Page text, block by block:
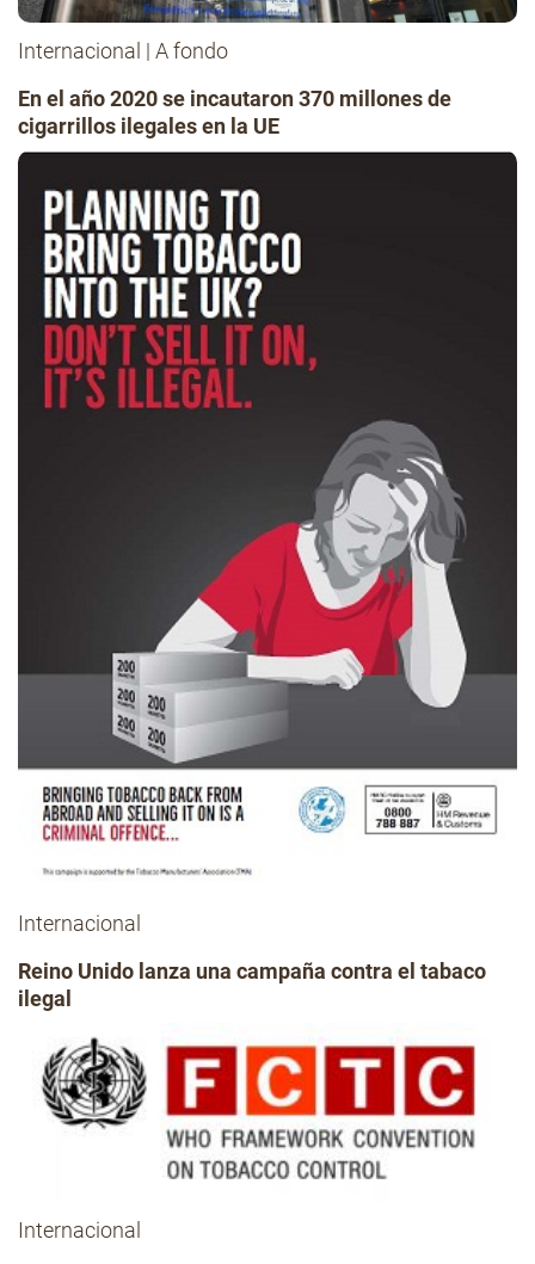
Internacional | A fondo
En el año 2020 se incautaron 370 millones de
cigarrillos ilegales en la UE
Internacional
Reino Unido lanza una campaña contra el tabaco
ilegal
Internacional